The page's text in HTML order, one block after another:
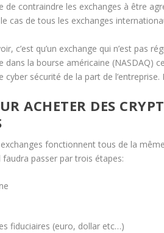
de contraindre les exchanges à être
le cas de tous les exchanges
c’est qu’un exchange qui n’est pas
dans la bourse américaine (NASDAQ)
sécurité de la part de l’entreprise.
ACHETER DES
fonctionnent tous de la
faudra passer par trois étapes:
fiduciaires (euro, dollar etc…)